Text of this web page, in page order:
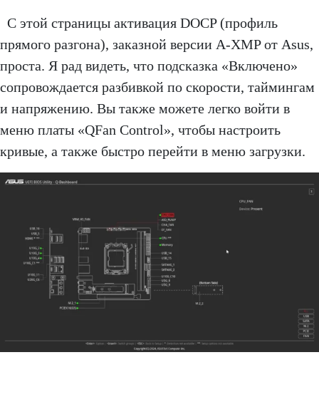
С этой страницы активация DOCP (профиль
прямого разгона), заказной версии A-XMP от Asus,
проста. Я рад видеть, что подсказка «Включено»
сопровождается разбивкой по скорости, таймингам
и напряжению. Вы также можете легко войти в
меню платы «QFan Control», чтобы настроить
кривые, а также быстро перейти в меню загрузки.